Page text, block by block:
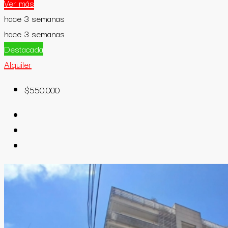
Ver más
hace 3 semanas
hace 3 semanas
Destacada
Alquiler
$550,000